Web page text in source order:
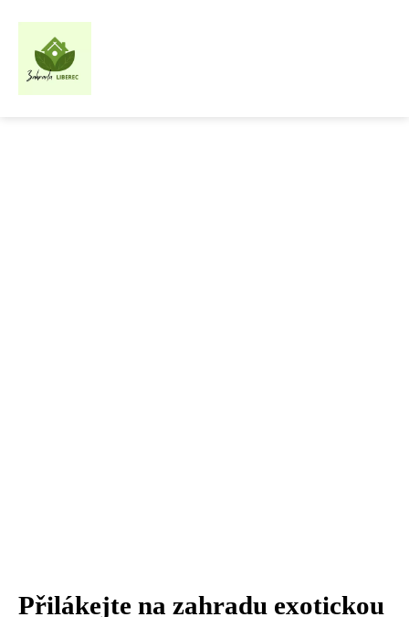
Přilákejte na zahradu exotickou